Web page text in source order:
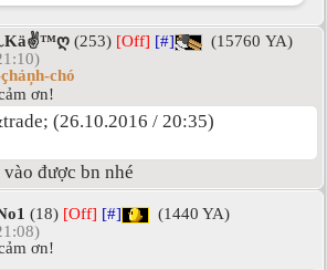
(253) [Off] [#]
(15760 YA)
chó
ơn!
(26.10.2016 / 20:35)
được bn nhé
(18) [Off] [#]
(1440 YA)
ơn!